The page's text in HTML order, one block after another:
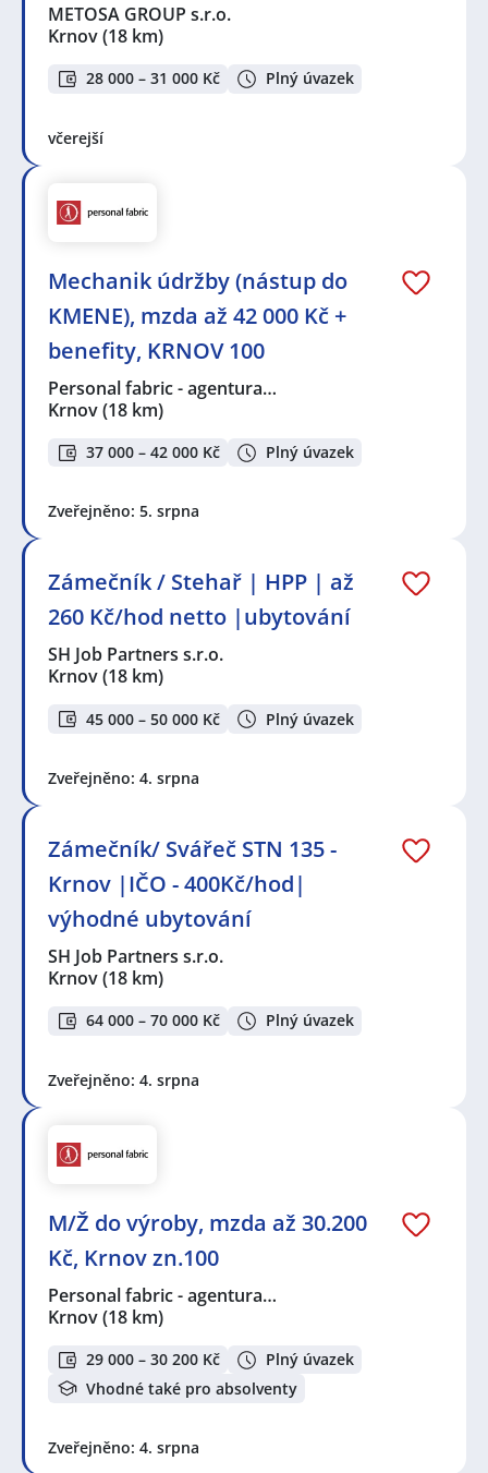
METOSA GROUP s.r.o.
Krnov(18 km)
28 000 – 31 000 Kč Plný úvazek
včerejší
Mechanik údržby (nástup do
KMENE), mzda až 42 000 Kč +
benefity, KRNOV 100
Personal fabric - agentura…
Krnov(18 km)
37 000 – 42 000 Kč Plný úvazek
Zveřejněno: 5. srpna
Zámečník / Stehař | HPP | až
260 Kč/hod netto |ubytování
SH Job Partners s.r.o.
Krnov(18 km)
45 000 – 50 000 Kč Plný úvazek
Zveřejněno: 4. srpna
Zámečník/ Svářeč STN 135 -
Krnov |IČO - 400Kč/hod|
výhodné ubytování
SH Job Partners s.r.o.
Krnov(18 km)
64 000 – 70 000 Kč Plný úvazek
Zveřejněno: 4. srpna
M/Ž do výroby, mzda až 30.200
Kč, Krnov zn.100
Personal fabric - agentura…
Krnov(18 km)
29 000 – 30 200 Kč
Plný úvazek
Vhodné také pro absolventy
Zveřejněno: 4. srpna